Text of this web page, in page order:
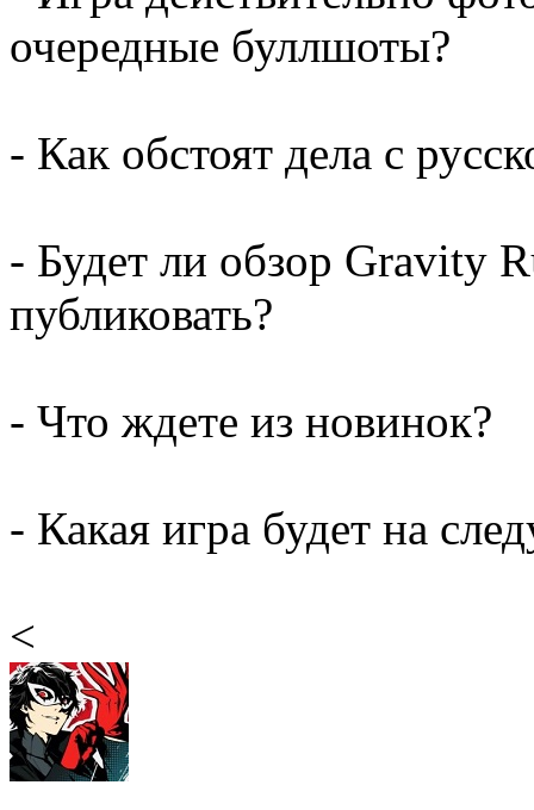
очередные буллшоты?
- Как обстоят дела с
- Будет ли обзор Gravity
публиковать?
- Что ждете из новинок?
- Какая игра будет на
<